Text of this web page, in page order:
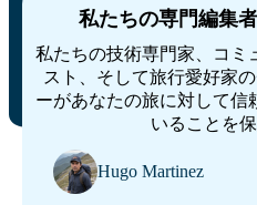
私たちの専門編集
私たちの技術専門家、コミ
スト、そして旅行愛好家
ーがあなたの旅に対して信
いることを
Hugo Martinez